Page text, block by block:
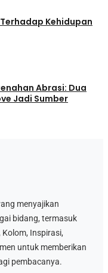
Kehidupan
Abrasi: Dua
Jadi Sumber
menyajikan
bidang, termasuk
Kolom, Inspirasi,
untuk memberikan
pembacanya.